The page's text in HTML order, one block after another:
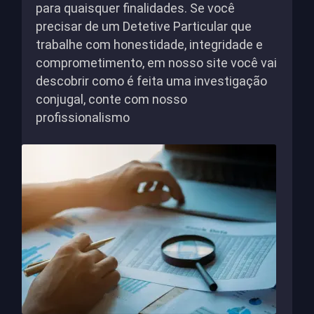
para quaisquer finalidades. Se você
precisar de um Detetive Particular que
trabalhe com honestidade, integridade e
comprometimento, em nosso site você vai
descobrir como é feita uma investigação
conjugal, conte com nosso
profissionalismo